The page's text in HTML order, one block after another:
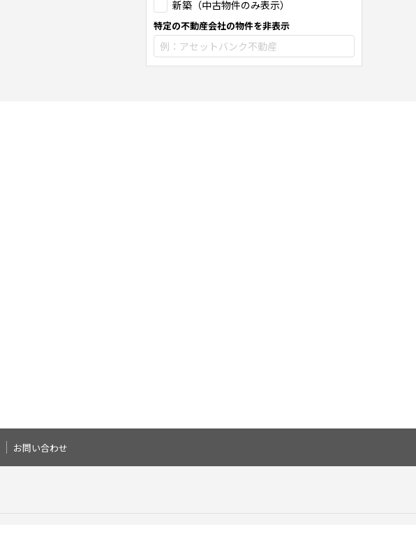
新築（中古物件のみ表示）
特定の不動産会社の物件を非表示
お問い合わせ